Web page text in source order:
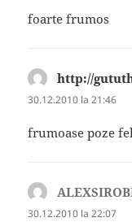
foarte frumos
http://
30.12.2010 la 21:46
frumoase poze
30.12.2010 la 22:07